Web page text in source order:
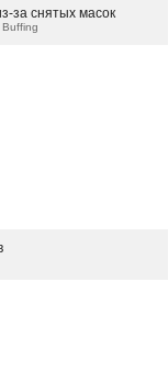
за снятых масок